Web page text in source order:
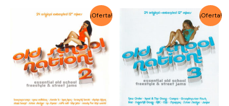
¡Oferta!
OriginalCurrent
$3.500.
¡Oferta!
Original
$4.000.
Current
price
is:
$3.500.